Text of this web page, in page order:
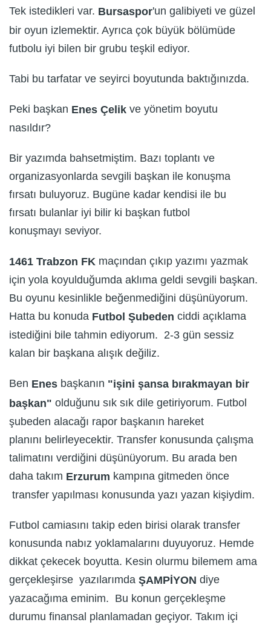
Tek istedikleri var. Bursaspor'un galibiyeti ve güzel
bir oyun izlemektir. Ayrıca çok büyük bölümüde
futbolu iyi bilen bir grubu teşkil ediyor.
Tabi bu tarfatar ve seyirci boyutunda baktığınızda.
Peki başkan Enes Çelik ve yönetim boyutu
nasıldır?
Bir yazımda bahsetmiştim. Bazı toplantı ve
organizasyonlarda sevgili başkan ile konuşma
fırsatı buluyoruz. Bugüne kadar kendisi ile bu
fırsatı bulanlar iyi bilir ki başkan futbol
konuşmayı seviyor.
1461 Trabzon FK maçından çıkıp yazımı yazmak
için yola koyulduğumda aklıma geldi sevgili başkan.
Bu oyunu kesinlikle beğenmediğini düşünüyorum.
Hatta bu konuda Futbol Şubeden ciddi açıklama
istediğini bile tahmin ediyorum. 2-3 gün sessiz
kalan bir başkana alışık değiliz.
Ben Enes başkanın "işini şansa bırakmayan bir
başkan" olduğunu sık sık dile getiriyorum. Futbol
şubeden alacağı rapor başkanın hareket
planını belirleyecektir. Transfer konusunda çalışma
talimatını verdiğini düşünüyorum. Bu arada ben
daha takım Erzurum kampına gitmeden önce
transfer yapılması konusunda yazı yazan kişiydim.
Futbol camiasını takip eden birisi olarak transfer
konusunda nabız yoklamalarını duyuyoruz. Hemde
dikkat çekecek boyutta. Kesin olurmu bilemem ama
gerçekleşirse yazılarımda ŞAMPİYON diye
yazacağıma eminim. Bu konun gerçekleşme
durumu finansal planlamadan geçiyor. Takım içi